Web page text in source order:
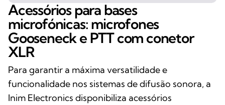
Acessórios para bases
microfónicas: microfones
Gooseneck e PTT com conetor
XLR
Para garantir a máxima versatilidade e
funcionalidade nos sistemas de difusão sonora, a
Inim Electronics disponibiliza acessórios